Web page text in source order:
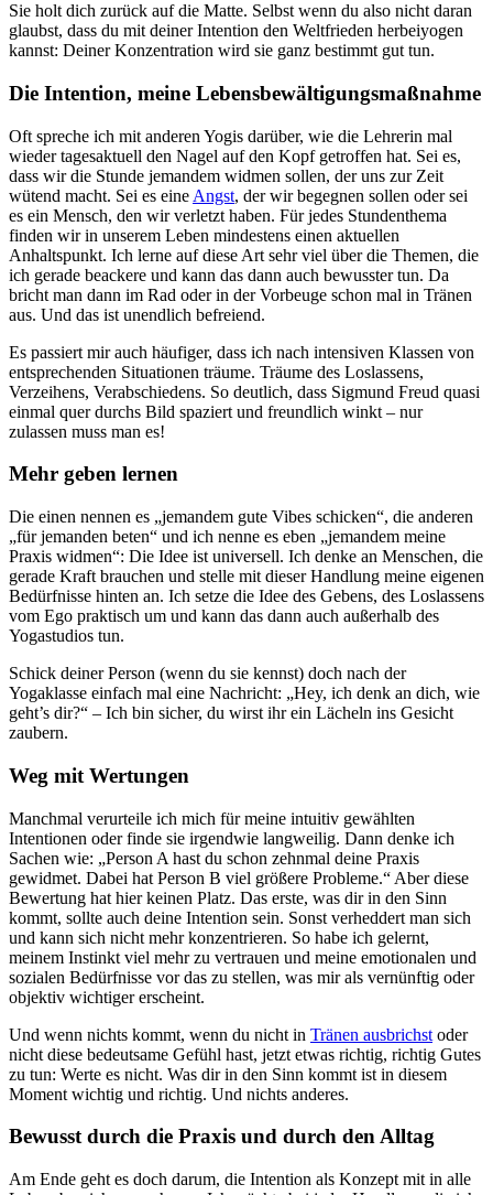
Sie holt dich zurück auf die Matte. Selbst wenn du also nicht daran
glaubst, dass du mit deiner Intention den Weltfrieden herbeiyogen
kannst: Deiner Konzentration wird sie ganz bestimmt gut tun.
Die Intention, meine Lebensbewältigungsmaßnahme
Oft spreche ich mit anderen Yogis darüber, wie die Lehrerin mal
wieder tagesaktuell den Nagel auf den Kopf getroffen hat. Sei es,
dass wir die Stunde jemandem widmen sollen, der uns zur Zeit
wütend macht. Sei es eine Angst, der wir begegnen sollen oder sei
es ein Mensch, den wir verletzt haben. Für jedes Stundenthema
finden wir in unserem Leben mindestens einen aktuellen
Anhaltspunkt. Ich lerne auf diese Art sehr viel über die Themen, die
ich gerade beackere und kann das dann auch bewusster tun. Da
bricht man dann im Rad oder in der Vorbeuge schon mal in Tränen
aus. Und das ist unendlich befreiend.
Es passiert mir auch häufiger, dass ich nach intensiven Klassen von
entsprechenden Situationen träume. Träume des Loslassens,
Verzeihens, Verabschiedens. So deutlich, dass Sigmund Freud quasi
einmal quer durchs Bild spaziert und freundlich winkt – nur
zulassen muss man es!
Mehr geben lernen
Die einen nennen es „jemandem gute Vibes schicken“, die anderen
„für jemanden beten“ und ich nenne es eben „jemandem meine
Praxis widmen“: Die Idee ist universell. Ich denke an Menschen, die
gerade Kraft brauchen und stelle mit dieser Handlung meine eigenen
Bedürfnisse hinten an. Ich setze die Idee des Gebens, des Loslassens
vom Ego praktisch um und kann das dann auch außerhalb des
Yogastudios tun.
Schick deiner Person (wenn du sie kennst) doch nach der
Yogaklasse einfach mal eine Nachricht: „Hey, ich denk an dich, wie
geht’s dir?“ – Ich bin sicher, du wirst ihr ein Lächeln ins Gesicht
zaubern.
Weg mit Wertungen
Manchmal verurteile ich mich für meine intuitiv gewählten
Intentionen oder finde sie irgendwie langweilig. Dann denke ich
Sachen wie: „Person A hast du schon zehnmal deine Praxis
gewidmet. Dabei hat Person B viel größere Probleme.“ Aber diese
Bewertung hat hier keinen Platz. Das erste, was dir in den Sinn
kommt, sollte auch deine Intention sein. Sonst verheddert man sich
und kann sich nicht mehr konzentrieren. So habe ich gelernt,
meinem Instinkt viel mehr zu vertrauen und meine emotionalen und
sozialen Bedürfnisse vor das zu stellen, was mir als vernünftig oder
objektiv wichtiger erscheint.
Und wenn nichts kommt, wenn du nicht in Tränen ausbrichst oder
nicht diese bedeutsame Gefühl hast, jetzt etwas richtig, richtig Gutes
zu tun: Werte es nicht. Was dir in den Sinn kommt ist in diesem
Moment wichtig und richtig. Und nichts anderes.
Bewusst durch die Praxis und durch den Alltag
Am Ende geht es doch darum, die Intention als Konzept mit in alle